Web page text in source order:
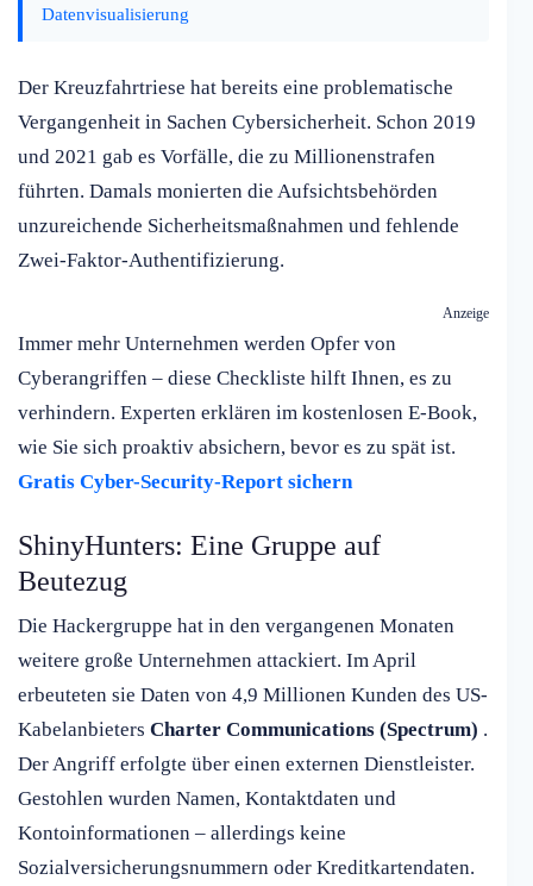
Datenvisualisierung
Der Kreuzfahrtriese hat bereits eine problematische
Vergangenheit in Sachen Cybersicherheit. Schon 2019
und 2021 gab es Vorfälle, die zu Millionenstrafen
führten. Damals monierten die Aufsichtsbehörden
unzureichende Sicherheitsmaßnahmen und fehlende
Zwei-Faktor-Authentifizierung.
Anzeige
Immer mehr Unternehmen werden Opfer von
Cyberangriffen – diese Checkliste hilft Ihnen, es zu
verhindern. Experten erklären im kostenlosen E-Book,
wie Sie sich proaktiv absichern, bevor es zu spät ist.
Gratis Cyber-Security-Report sichern
ShinyHunters: Eine Gruppe auf
Beutezug
Die Hackergruppe hat in den vergangenen Monaten
weitere große Unternehmen attackiert. Im April
erbeuteten sie Daten von 4,9 Millionen Kunden des US-
Kabelanbieters Charter Communications (Spectrum) .
Der Angriff erfolgte über einen externen Dienstleister.
Gestohlen wurden Namen, Kontaktdaten und
Kontoinformationen – allerdings keine
Sozialversicherungsnummern oder Kreditkartendaten.